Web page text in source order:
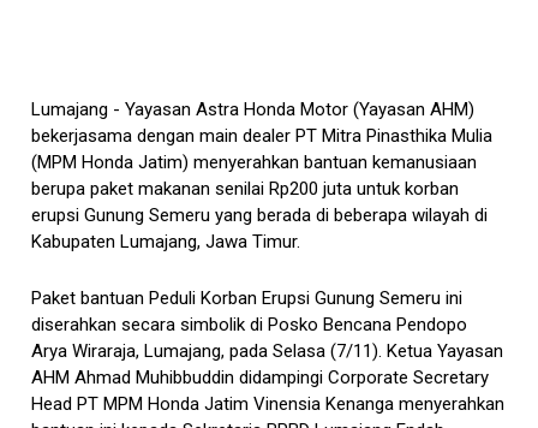
Lumajang - Yayasan Astra Honda Motor (Yayasan AHM)
bekerjasama dengan main dealer PT Mitra Pinasthika Mulia
(MPM Honda Jatim) menyerahkan bantuan kemanusiaan
berupa paket makanan senilai Rp200 juta untuk korban
erupsi Gunung Semeru yang berada di beberapa wilayah di
Kabupaten Lumajang, Jawa Timur.
Paket bantuan Peduli Korban Erupsi Gunung Semeru ini
diserahkan secara simbolik di Posko Bencana Pendopo
Arya Wiraraja, Lumajang, pada Selasa (7/11). Ketua Yayasan
AHM Ahmad Muhibbuddin didampingi Corporate Secretary
Head PT MPM Honda Jatim Vinensia Kenanga menyerahkan